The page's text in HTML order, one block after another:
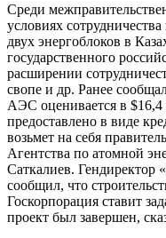
Среди
условиях
двух энергоблоков в
государственного
расширении
свопе и др. Ранее
АЭС оценивается в $16,4
предоставлено в виде
возьмет на себя
Агентства по атомной
Саткалиев. Гендиректор
сообщил, что
Госкорпорация ставит
проект был завершен,